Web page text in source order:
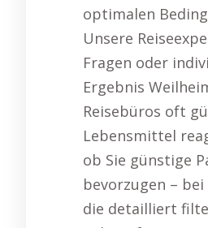
optimalen
Unsere
Fragen oder
Ergebnis
Reisebüros oft
Lebensmittel
ob Sie günstige
bevorzugen –
die detailliert